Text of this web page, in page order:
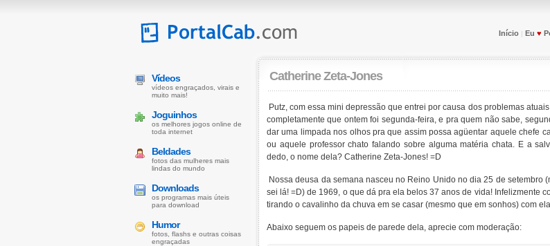
Início | Eu ♥
Catherine Zeta-Jones
Putz, com essa mini depressão que entrei por causa dos problemas
completamente que ontem foi segunda-feira, e pra quem não sabe,
dar uma limpada nos olhos pra que assim possa agüentar aquele chefe
ou aquele professor chato falando sobre alguma matéria chata. E a
dedo, o nome dela? Catherine Zeta-Jones! =D
Nossa deusa da semana nasceu no Reino Unido no dia 25 de setembro
sei lá! =D) de 1969, o que dá pra ela belos 37 anos de vida! Infelizmente
tirando o cavalinho da chuva em se casar (mesmo que em sonhos) com
Abaixo seguem os papeis de parede dela, aprecie com moderação:
Vídeos
vídeos engraçados, virais e
muito mais!
Joguinhos
os melhores jogos online de
toda internet
Beldades
fotos das mulheres mais
lindas do mundo
Downloads
os programas mais úteis
para download
Humor
fotos, flashs e outras coisas
engraçadas